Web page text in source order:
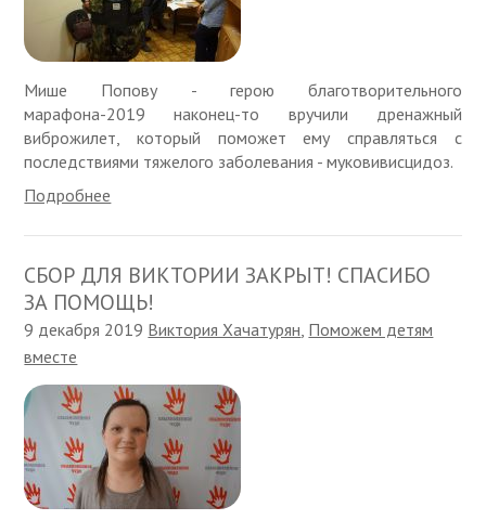
Мише Попову - герою благотворительного
марафона-2019 наконец-то вручили дренажный
виброжилет, который поможет ему справляться с
последствиями тяжелого заболевания - муковивисцидоз.
Подробнее
СБОР ДЛЯ ВИКТОРИИ ЗАКРЫТ! СПАСИБО
ЗА ПОМОЩЬ!
9 декабря 2019 Виктория Хачатурян Поможем детям
вместе